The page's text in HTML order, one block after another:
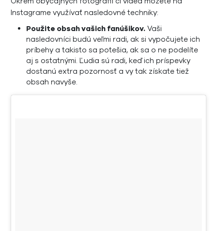
Instagrame využívať nasledovné techniky:
Použite obsah vašich fanúšikov. Vaši
nasledovníci budú veľmi radi, ak si vypočujete ich
príbehy a takisto sa potešia, ak sa o ne podelíte
aj s ostatnými. Ľudia sú radi, keď ich príspevky
dostanú extra pozornosť a vy tak získate tiež
obsah navyše.